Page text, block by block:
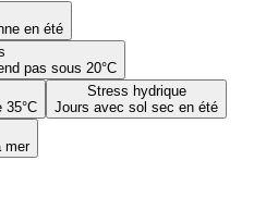
en été
pas sous 20°C
35°C
Stress hydrique
Jours avec sol sec en été
mer